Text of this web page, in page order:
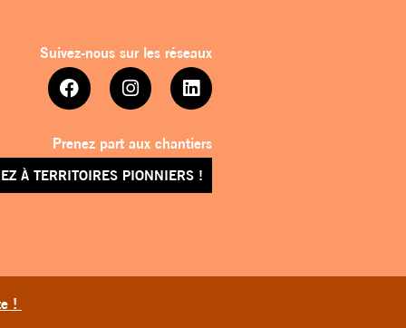
!
Suivez-nous sur les réseaux
Prenez part aux chantiers
À TERRITOIRES PIONNIERS !